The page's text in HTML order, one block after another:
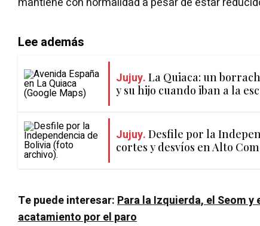
Lee además
Jujuy. La Quiaca: un
y su hijo cuando iban a la
Jujuy. Desfile por la
cortes y desvíos en Alto
Te puede interesar:Para la Izquierda, el Seom y
acatamiento por el paro